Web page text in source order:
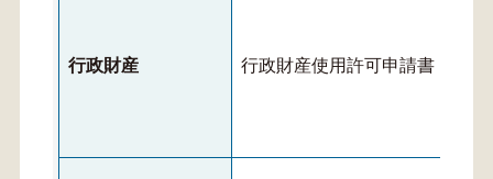
行政財産 行政財産使用許可申請書